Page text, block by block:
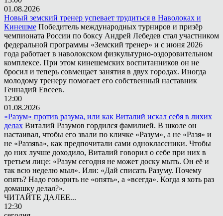
01.08.2026
Новый земский тренер успевает трудиться в Наволоках и
Кинешме Победитель международных турниров и призёр
чемпионата России по боксу Андрей Лебедев стал участником
федеральной программы «Земский тренер» и с июня 2026
года работает в наволокском физкультурно-оздоровительном
комплексе. При этом кинешемских воспитанников он не
бросил и теперь совмещает занятия в двух городах. Иногда
молодому тренеру помогает его собственный наставник
Геннадий Евсеев.
12:00
01.08.2026
«Разум» против разума, или как Виталий искал себя в лихих
делах Виталий Разумов гордился фамилией. В школе он
настаивал, чтобы его звали по кличке «Разум», а не «Разя» и
не «Раззява», как предпочитали сами одноклассники. Чтобы
до них лучше доходило, Виталий говорил о себе при них в
третьем лице: «Разум сегодня не может доску мыть. Он её и
так всю неделю мыл». Или: «Дай списать Разуму. Почему
опять? Надо говорить не «опять», а «всегда». Когда я хоть раз
домашку делал?».
ЧИТАЙТЕ ДАЛЕЕ...
12:30